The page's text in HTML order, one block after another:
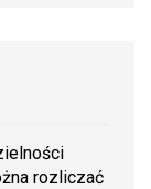
rozliczać